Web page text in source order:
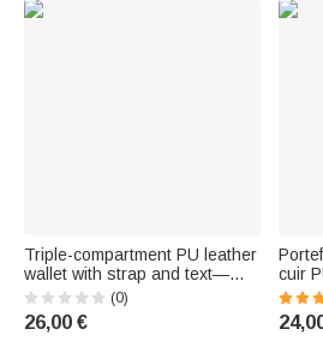
Triple-compartment PU leather
wallet with strap and text—
Mother's Day gift for mom or
grandma
(0)
26,00 €
cuir
pour
les